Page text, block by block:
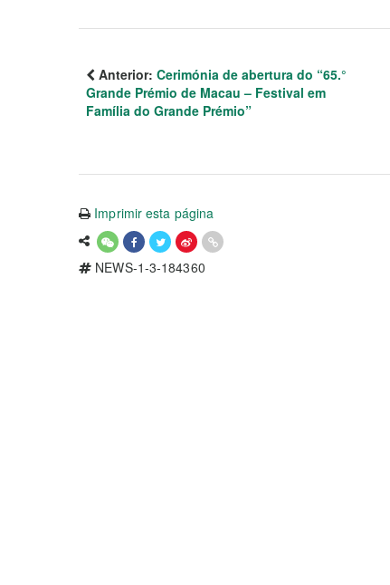
Anterior: Cerimónia de abertura do “65.°
Grande Prémio de Macau – Festival em
Família do Grande Prémio”
Imprimir esta página
NEWS-1-3-184360